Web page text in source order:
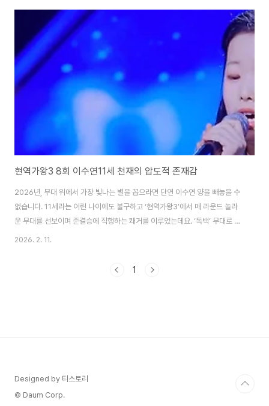
기 대결'이 펼쳐진 가운데, 방출 위기에 몰렸던 솔지 씨가 극적인 역전 드라마를
쓰며 최종 결승 진출자 명단에 이름을 올렸습니다. 이 라운드는 1라운드 점수의
3배인 800점이 배점되어, 단 한 번의 무대로 전체 순위가 요동치는 '끝장 승
부'였습니다. 어떤 반전과 감동이 있었는지 함께 살펴보시죠. 솔지, 절..
현역가왕3 8회 이수연11세 천재의 압도적 존재감
2026년, 무대 위에서 가장 빛나는 별을 꼽으라면 단연 이수연 양을 빼놓을 수
없습니다. 11세라는 어린 나이에도 불구하고 ‘현역가왕3’에서 매 라운드 놀라
운 무대를 선보이며 준결승에 직행하는 쾌거를 이루었는데요. ‘독백’ 무대로 온
마음을 흔든 그녀의 감동적인 이야기, 지금부터 함께 살펴보시죠. 11세 이수연,
MBN ‘현역가왕3’ 본선 3차 2라운드 ‘팔자 전쟁’ 무대에서 11세 트로트 신동
2026. 2. 11.
1
Designed by 티스토리
© Daum Corp.